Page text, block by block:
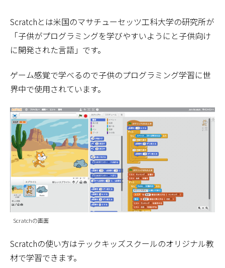
Scratchとは米国のマサチューセッツ工科大学の研究所が
「子供がプログラミングを学びやすいようにと子供向け
に開発された言語」です。
ゲーム感覚で学べるので子供のプログラミング学習に世
界中で使用されています。
Scratchの画面
Scratchの使い方はテックキッズスクールのオリジナル教
材で学習できます。